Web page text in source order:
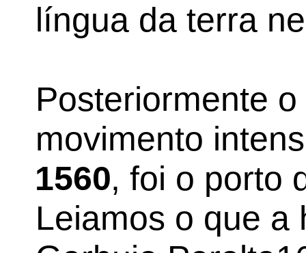
língua da terra
Posteriormente
movimento
1560, foi o porto
Leiamos o que a